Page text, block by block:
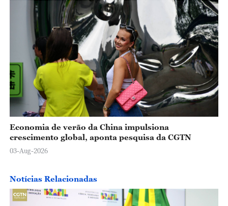
Economia de verão da China impulsiona
crescimento global, aponta pesquisa da CGTN
03-Aug-2026
Notícias Relacionadas